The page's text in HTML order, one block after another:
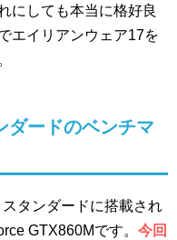
にしても本当に格好良
エイリアンウェア17を
ダードのベンチマ
タンダードに搭載され
GTX860Mです。 今回